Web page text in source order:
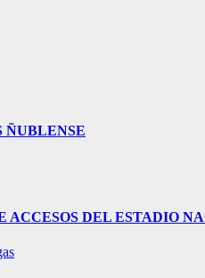
ÑUBLENSE
ACCESOS DEL ESTADIO